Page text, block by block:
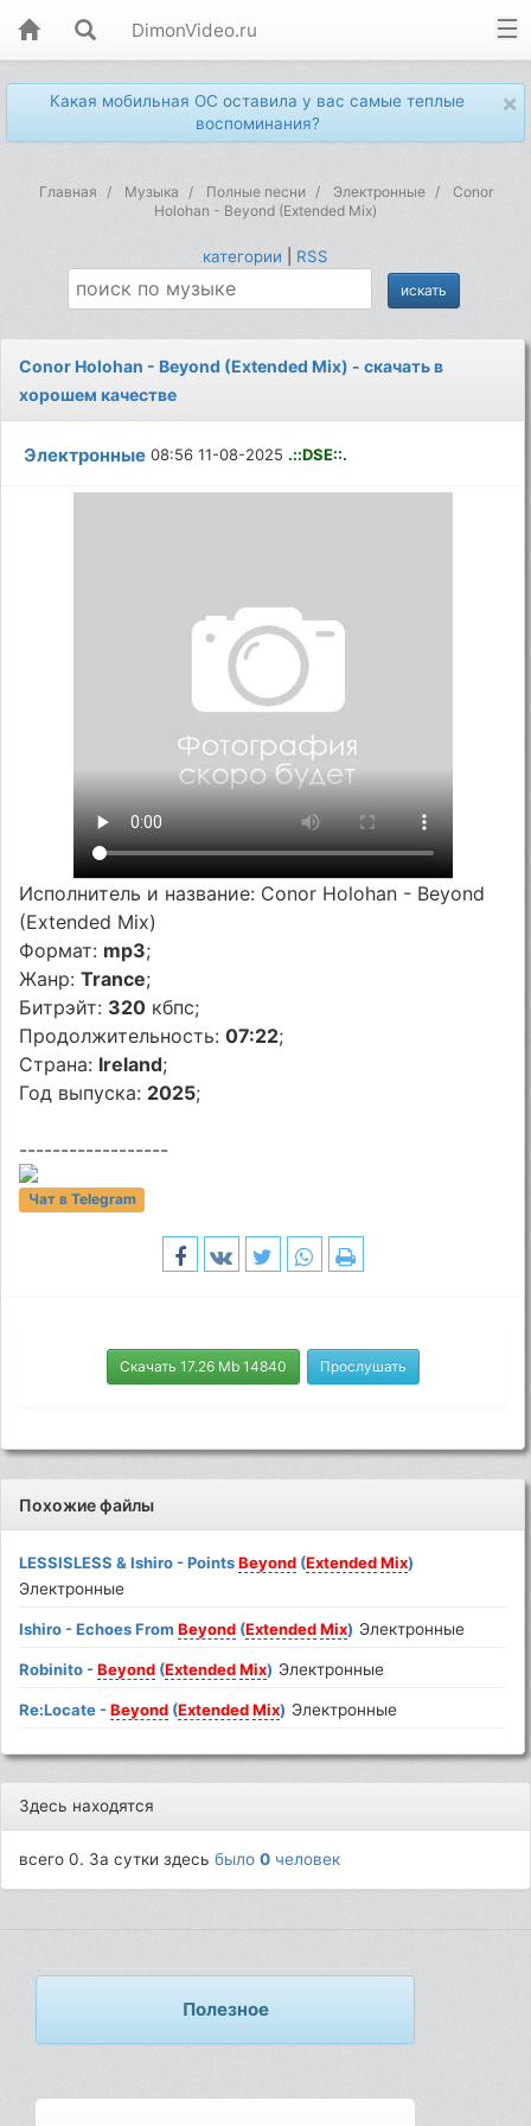
DimonVideo.ru
×
Какая мобильная ОС оставила у вас самые теплые
воспоминания?
Главная Музыка Полные песни Электронные
Conor
Holohan - Beyond (Extended Mix)
категории RSS
Conor Holohan - Beyond (Extended Mix) - скачать в
хорошем качестве
Электронные 08:56 11-08-2025 .::DSE::.
Исполнитель и название: Conor Holohan - Beyond
(Extended Mix)
Формат: mp3;
Жанр:Trance;
Битрэйт: 320 кбпс;
Продолжительность:07:22;
Страна: Ireland;
Год выпуска: 2025;
------------------
Чат в Telegram
Скачать 17.26 Mb 14840 Прослушать
Похожие файлы
LESSISLESS & Ishiro - PointsBeyond (Extended Mix)
Электронные
Ishiro - Echoes FromBeyond (Extended Mix) Электронные
Robinito -Beyond (Extended Mix) Электронные
Re:Locate -Beyond (Extended Mix) Электронные
Здесь находятся
всего 0. За сутки здесьбыло0 человек
Полезное